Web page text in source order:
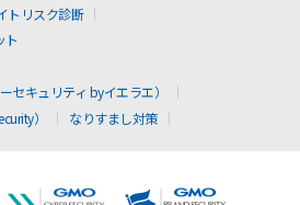
トリスク診断
ト
セキュリティ byイエラエ）
）
なりすまし対策